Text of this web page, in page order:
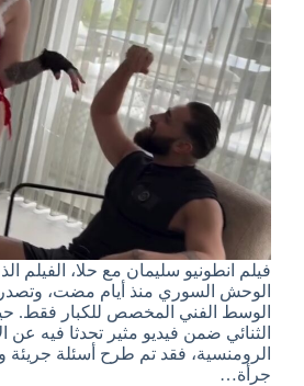
فيلم انطونيو سليمان مع حلا، الفيلم
الوحش السوري منذ أيام مضت، وتصدر
الوسط الفني المخصص للكبار فقط.
الثنائي ضمن فيديو مثير تحدثا فيه عن
الرومنسية، فقد تم طرح أسئلة جريئة
جرأة…